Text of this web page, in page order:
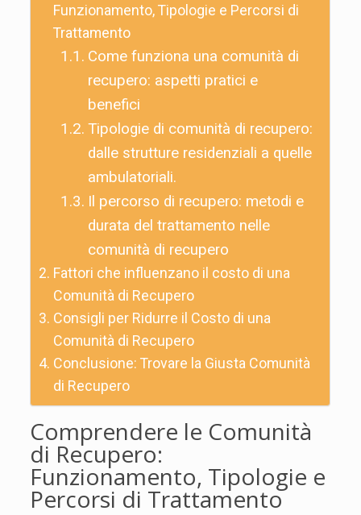
Funzionamento, Tipologie e Percorsi di
Trattamento
Come funziona una comunità di
recupero: aspetti pratici e
benefici
Tipologie di comunità di recupero:
dalle strutture residenziali a quelle
ambulatoriali.
Il percorso di recupero: metodi e
durata del trattamento nelle
comunità di recupero
Fattori che influenzano il costo di una
Comunità di Recupero
Consigli per Ridurre il Costo di una
Comunità di Recupero
Conclusione: Trovare la Giusta Comunità
di Recupero
Comprendere le Comunità
di Recupero:
Funzionamento, Tipologie e
Percorsi di Trattamento